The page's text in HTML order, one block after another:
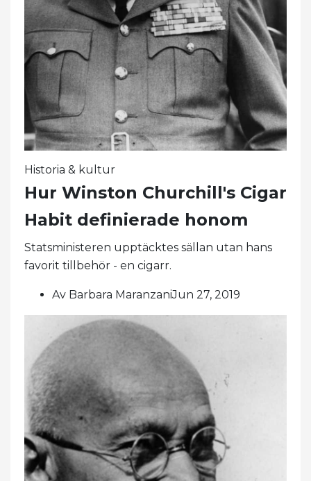
Historia & kultur
Hur Winston Churchill's Cigar
Habit definierade honom
Statsministeren upptäcktes sällan utan hans
favorit tillbehör - en cigarr.
Av Barbara MaranzaniJun 27, 2019